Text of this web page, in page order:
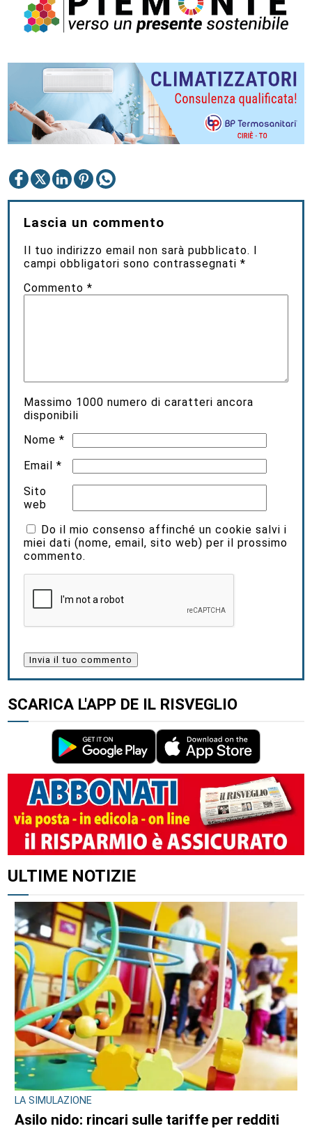
Lascia un commento
Il tuo indirizzo email non sarà pubblicato. I
campi obbligatori sono contrassegnati*
Commento*
Massimo 1000 numero di caratteri ancora
disponibili
Nome*
Email*
Sito
web
Do il mio consenso affinché un cookie salvi i
miei dati (nome, email, sito web) per il prossimo
commento.
SCARICA L'APP DE IL RISVEGLIO
ULTIME NOTIZIE
LA SIMULAZIONE
Asilo nido: rincari sulle tariffe per redditi